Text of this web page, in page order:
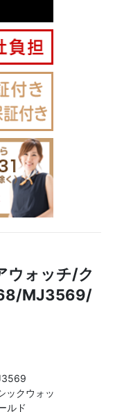
ォッチ/ク
MJ3569/
ックウォッ
ルド